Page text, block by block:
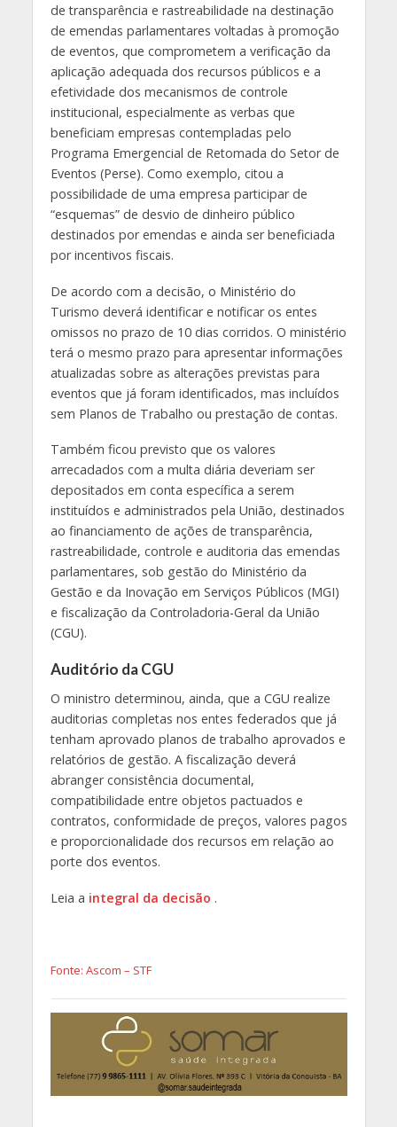
de transparência e rastreabilidade na destinação
de emendas parlamentares voltadas à promoção
de eventos, que comprometem a verificação da
aplicação adequada dos recursos públicos e a
efetividade dos mecanismos de controle
institucional, especialmente as verbas que
beneficiam empresas contempladas pelo
Programa Emergencial de Retomada do Setor de
Eventos (Perse). Como exemplo, citou a
possibilidade de uma empresa participar de
“esquemas” de desvio de dinheiro público
destinados por emendas e ainda ser beneficiada
por incentivos fiscais.
De acordo com a decisão, o Ministério do
Turismo deverá identificar e notificar os entes
omissos no prazo de 10 dias corridos. O ministério
terá o mesmo prazo para apresentar informações
atualizadas sobre as alterações previstas para
eventos que já foram identificados, mas incluídos
sem Planos de Trabalho ou prestação de contas.
Também ficou previsto que os valores
arrecadados com a multa diária deveriam ser
depositados em conta específica a serem
instituídos e administrados pela União, destinados
ao financiamento de ações de transparência,
rastreabilidade, controle e auditoria das emendas
parlamentares, sob gestão do Ministério da
Gestão e da Inovação em Serviços Públicos (MGI)
e fiscalização da Controladoria-Geral da União
(CGU).
Auditório da CGU
O ministro determinou, ainda, que a CGU realize
auditorias completas nos entes federados que já
tenham aprovado planos de trabalho aprovados e
relatórios de gestão. A fiscalização deverá
abranger consistência documental,
compatibilidade entre objetos pactuados e
contratos, conformidade de preços, valores pagos
e proporcionalidade dos recursos em relação ao
porte dos eventos.
Leia a integral da decisão .
Fonte: Ascom – STF